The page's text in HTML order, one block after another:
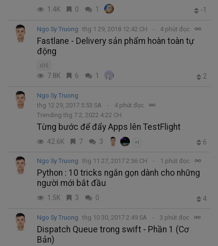
1.4K 0 1 -1
Ngo Sy Truong thg 1 29, 2018 12:42 CH 4 phút đọc
Fastlane - Delivery sản phẩm hoàn toàn tự
động
iOS
7.8K 6 1 2
Ngo Sy Truong
thg 12 29, 2017 5:53 SA
4 phút đọc
Trending thg 7 2, 2022 4:22 CH
Từng bước để đẩy Apps lên TestFlight
42.6K 7 3 +1 6
Ngo Sy Truong thg 11 27, 2017 2:36 CH 1 phút đọc
Python : 10 tricks ngắn gọn dành cho những
người mới bắt đầu
1.5K 3 0 4
Ngo Sy Truong thg 10 30, 2017 2:49 SA 3 phút đọc
Dispatch Queue trong swift - Phần 1 (Cơ
Bản)